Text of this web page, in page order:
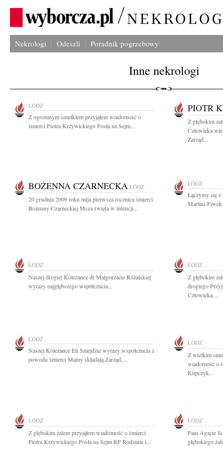
Nekrologi Odeszli Poradnik pogrzebowy
Inne nekrologi
ŁÓDŹ
Z ogromnym smutkiem przyjąłem wiadomość o
śmierci Piotra Krzywickiego Posła na Sejm...
PIOTR
Z głębokim
Człowieka
Zarząd...
BOŻENNA CZARNECKA ŁÓDŹ
20 grudnia 2009 roku mija pierwsza rocznica śmierci
Bożenny Czarneckiej Msza święta w intencji...
ŁÓDŹ
Łączymy się z
Martini-Fiwek
ŁÓDŹ
Naszej drogiej Koleżance dr Małgorzacie Różalskiej
wyrazy najgłębszego współczucia...
ŁÓDŹ
Z głębokim
drogiego
Człowieka,...
ŁÓDŹ
Naszej Koleżance Eli Smejdzie wyrazy współczucia z
powodu śmierci Mamy składają Zarząd,...
ŁÓDŹ
Z wielkim
wiadomość o
Kupczyk...
ŁÓDŹ
Z głębokim żalem przyjąłem wiadomość o śmierci
Piotra Krzywickiego Posła na Sejm RP Rodzinie i...
ŁÓDŹ
Pani Agacie
głębokiego